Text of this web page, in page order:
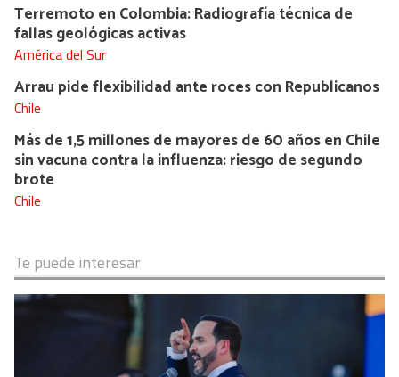
Terremoto en Colombia: Radiografía técnica de
fallas geológicas activas
América del Sur
Arrau pide flexibilidad ante roces con Republicanos
Chile
Más de 1,5 millones de mayores de 60 años en Chile
sin vacuna contra la influenza: riesgo de segundo
brote
Chile
Te puede interesar